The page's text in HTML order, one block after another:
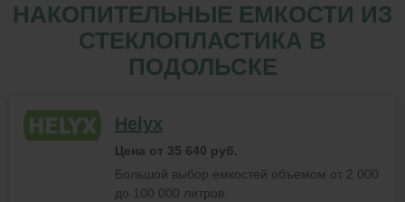
НАКОПИТЕЛЬНЫЕ ЕМКОСТИ ИЗ
СТЕКЛОПЛАСТИКА В
ПОДОЛЬСКЕ
Helyx
Цена от 35 640 руб.
Большой выбор емкостей объемом от 2 000
до 100 000 литров.